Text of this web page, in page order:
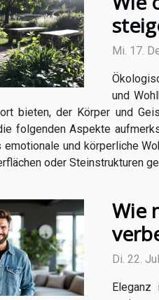
Mi. 17.
und
bieten, der Körper und
folgenden Aspekte
und körperliche
oder Steinstrukturen
Wie
Di. 22.
Eleganz